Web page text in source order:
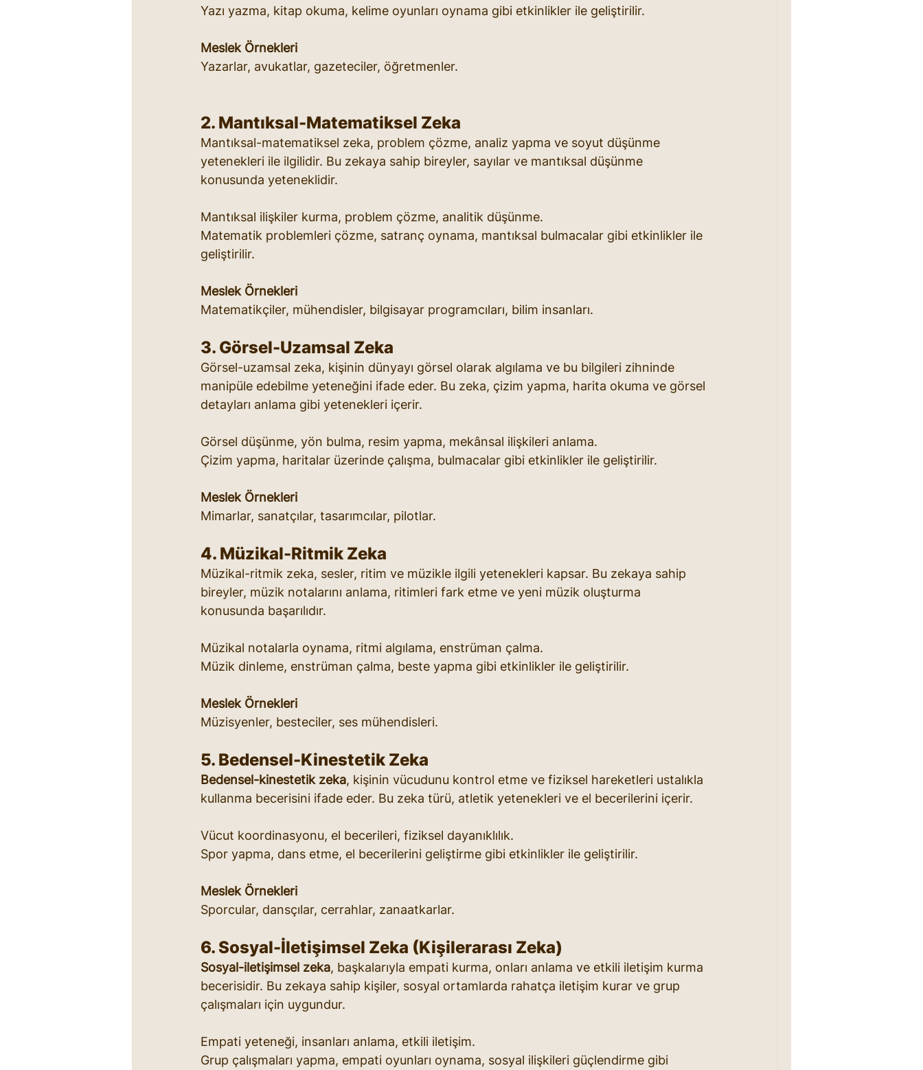
Yazı yazma, kitap okuma, kelime oyunları oynama gibi etkinlikler ile geliştirilir.
Meslek Örnekleri
Yazarlar, avukatlar, gazeteciler, öğretmenler.
2. Mantıksal-Matematiksel Zeka
Mantıksal-matematiksel zeka, problem çözme, analiz yapma ve soyut düşünme
yetenekleri ile ilgilidir. Bu zekaya sahip bireyler, sayılar ve mantıksal düşünme
konusunda yeteneklidir.
Mantıksal ilişkiler kurma, problem çözme, analitik düşünme.
Matematik problemleri çözme, satranç oynama, mantıksal bulmacalar gibi etkinlikler ile
geliştirilir.
Meslek Örnekleri
Matematikçiler, mühendisler, bilgisayar programcıları, bilim insanları.
3. Görsel-Uzamsal Zeka
Görsel-uzamsal zeka, kişinin dünyayı görsel olarak algılama ve bu bilgileri zihninde
manipüle edebilme yeteneğini ifade eder. Bu zeka, çizim yapma, harita okuma ve görsel
detayları anlama gibi yetenekleri içerir.
Görsel düşünme, yön bulma, resim yapma, mekânsal ilişkileri anlama.
Çizim yapma, haritalar üzerinde çalışma, bulmacalar gibi etkinlikler ile geliştirilir.
Meslek Örnekleri
Mimarlar, sanatçılar, tasarımcılar, pilotlar.
4. Müzikal-Ritmik Zeka
Müzikal-ritmik zeka, sesler, ritim ve müzikle ilgili yetenekleri kapsar. Bu zekaya sahip
bireyler, müzik notalarını anlama, ritimleri fark etme ve yeni müzik oluşturma
konusunda başarılıdır.
Müzikal notalarla oynama, ritmi algılama, enstrüman çalma.
Müzik dinleme, enstrüman çalma, beste yapma gibi etkinlikler ile geliştirilir.
Meslek Örnekleri
Müzisyenler, besteciler, ses mühendisleri.
5. Bedensel-Kinestetik Zeka
Bedensel-kinestetik zeka, kişinin vücudunu kontrol etme ve fiziksel hareketleri ustalıkla
kullanma becerisini ifade eder. Bu zeka türü, atletik yetenekleri ve el becerilerini içerir.
Vücut koordinasyonu, el becerileri, fiziksel dayanıklılık.
Spor yapma, dans etme, el becerilerini geliştirme gibi etkinlikler ile geliştirilir.
Meslek Örnekleri
Sporcular, dansçılar, cerrahlar, zanaatkarlar.
6. Sosyal-İletişimsel Zeka (Kişilerarası Zeka)
Sosyal-iletişimsel zeka, başkalarıyla empati kurma, onları anlama ve etkili iletişim kurma
becerisidir. Bu zekaya sahip kişiler, sosyal ortamlarda rahatça iletişim kurar ve grup
çalışmaları için uygundur.
Empati yeteneği, insanları anlama, etkili iletişim.
Grup çalışmaları yapma, empati oyunları oynama, sosyal ilişkileri güçlendirme gibi